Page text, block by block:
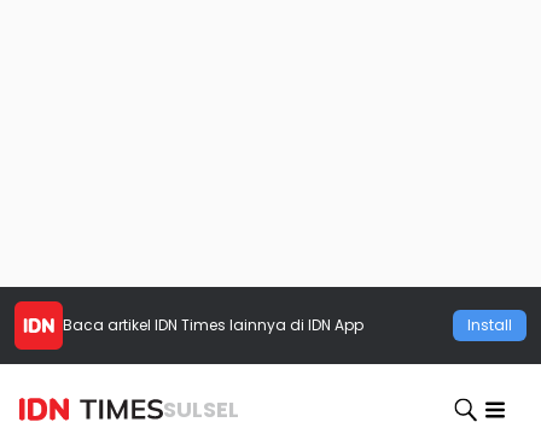
Baca artikel IDN Times lainnya di IDN App Install
SULSEL